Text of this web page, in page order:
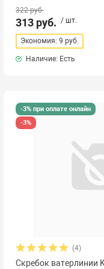
322 руб.
313 руб. / шт.
Экономия: 9 руб.
Наличие: Есть
-3% при оплате онлайн
-3%
(4)
Скребок ватерлинии